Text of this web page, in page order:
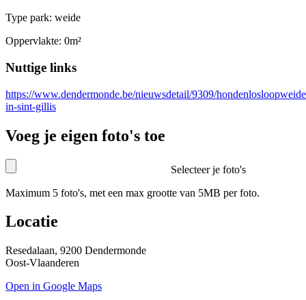
Type park: weide
Oppervlakte: 0m²
Nuttige links
https://www.dendermonde.be/nieuwsdetail/9309/
in-sint-gillis
Voeg je eigen foto's toe
Selecteer je foto's
Maximum 5 foto's, met een max grootte van 5MB per foto.
Locatie
Resedalaan, 9200 Dendermonde
Oost-Vlaanderen
Open in Google Maps